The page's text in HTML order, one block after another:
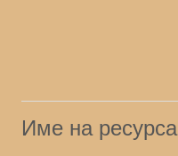
Име на ресурса